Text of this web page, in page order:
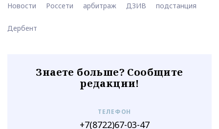
Новости Россети арбитраж ДЗИВ подстанция
Дербент
Знаете больше? Сообщите
редакции!
ТЕЛЕФОН
+7(8722)67-03-47